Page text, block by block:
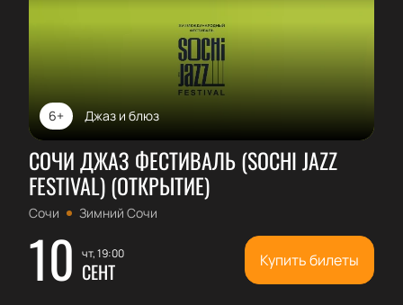
Джаз и блюз
6+
СОЧИ ДЖАЗ ФЕСТИВАЛЬ (SOCHI JAZZ
FESTIVAL) (ОТКРЫТИЕ)
Сочи Зимний Сочи
10 чт, 19:00
СЕНТ Купить билеты